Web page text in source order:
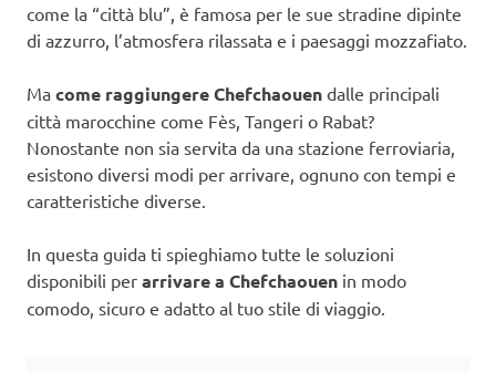
come la “città blu”, è famosa per le sue stradine dipinte
di azzurro, l’atmosfera rilassata e i paesaggi mozzafiato.
Ma come raggiungere Chefchaouen dalle principali
città marocchine come Fès, Tangeri o Rabat?
Nonostante non sia servita da una stazione ferroviaria,
esistono diversi modi per arrivare, ognuno con tempi e
caratteristiche diverse.
In questa guida ti spieghiamo tutte le soluzioni
disponibili per arrivare a Chefchaouen in modo
comodo, sicuro e adatto al tuo stile di viaggio.